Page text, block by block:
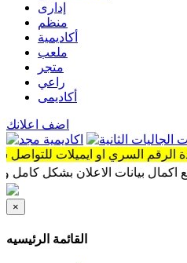
إدارى
منظم
أكاديمية
ملعب
متجر
راعي
أكاديمى
اضف اعلانك
الاعلان بشكل كامل وذلك
×
القائمة الرئيسيه